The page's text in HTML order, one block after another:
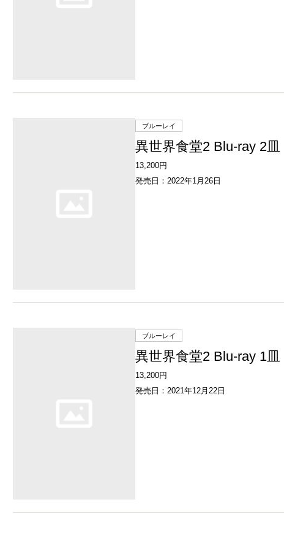
ブルーレイ
異世界食堂2 Blu-ray 2皿
13,200円
発売日：2022年1月26日
ブルーレイ
異世界食堂2 Blu-ray 1皿
13,200円
発売日：2021年12月22日